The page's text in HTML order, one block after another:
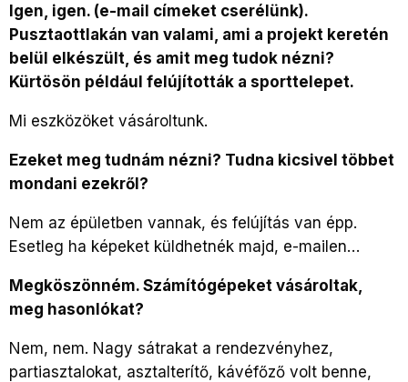
Igen, igen. (e-mail címeket cserélünk).
Pusztaottlakán van valami, ami a projekt keretén
belül elkészült, és amit meg tudok nézni?
Kürtösön például felújították a sporttelepet.
Mi eszközöket vásároltunk.
Ezeket meg tudnám nézni? Tudna kicsivel többet
mondani ezekről?
Nem az épületben vannak, és felújítás van épp.
Esetleg ha képeket küldhetnék majd, e-mailen…
Megköszönném. Számítógépeket vásároltak,
meg hasonlókat?
Nem, nem. Nagy sátrakat a rendezvényhez,
partiasztalokat, asztalterítő, kávéfőző volt benne,